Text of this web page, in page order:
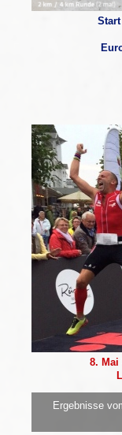
Start
Europarc
8.
Ergebnisse